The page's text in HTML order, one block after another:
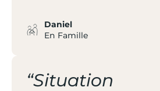
Daniel
En Famille
“Situation